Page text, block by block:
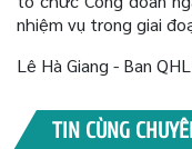
nhiệm vụ trong giai
Lê Hà Giang - Ban
TIN CÙNG